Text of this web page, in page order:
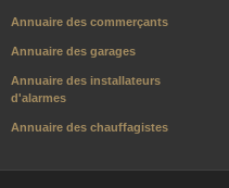
Annuaire des commerçants
Annuaire des garages
Annuaire des installateurs
d'alarmes
Annuaire des chauffagistes